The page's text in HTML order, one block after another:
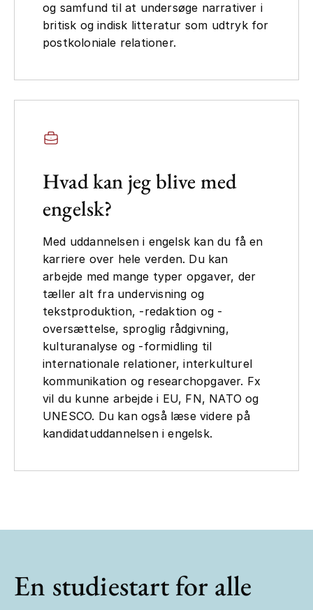
og samfund til at undersøge narrativer i
britisk og indisk litteratur som udtryk for
postkoloniale relationer.
Hvad kan jeg blive med
engelsk?
Med uddannelsen i engelsk kan du få en
karriere over hele verden. Du kan
arbejde med mange typer opgaver, der
tæller alt fra undervisning og
tekstproduktion, -redaktion og -
oversættelse, sproglig rådgivning,
kulturanalyse og -formidling til
internationale relationer, interkulturel
kommunikation og researchopgaver. Fx
vil du kunne arbejde i EU, FN, NATO og
UNESCO. Du kan også læse videre på
kandidatuddannelsen i engelsk.
En studiestart for alle